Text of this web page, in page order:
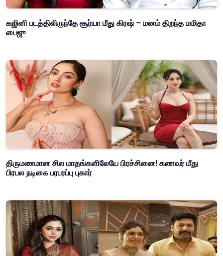
கஜினி படத்திலிருந்தே சூர்யா மீது கிரஷ் – மனம் திறந்த மமிதா
பைஜு
திருமணமான சில மாதங்களிலேயே பிரச்சினை! கணவர் மீது
பிரபல நடிகை பரபரப்பு புகார்